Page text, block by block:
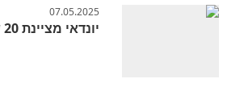
07.05.2025
יונדאי מציינת 20 שנות ייצור באלבמה